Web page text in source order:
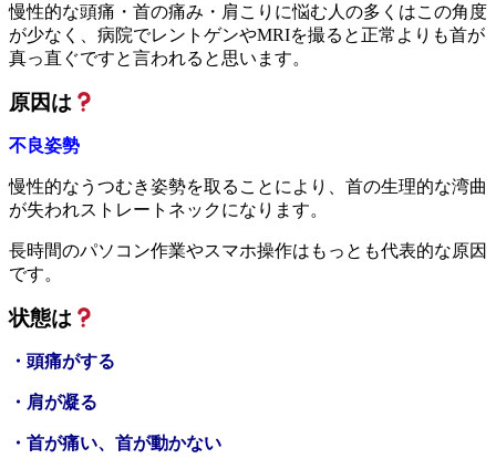
慢性的な頭痛・首の痛み・肩こりに悩む人の多くはこの角度
が少なく、病院でレントゲンやMRIを撮ると正常よりも首が
真っ直ぐですと言われると思います。
原因は
不良姿勢
慢性的なうつむき姿勢を取ることにより、首の生理的な湾曲
が失われストレートネックになります。
長時間のパソコン作業やスマホ操作はもっとも代表的な原因
です。
状態は
・頭痛がする
・肩が凝る
・首が痛い、首が動かない